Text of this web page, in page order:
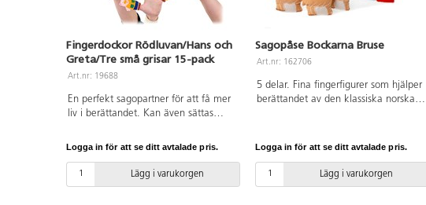
Fingerdockor Rödluvan/Hans och
Greta/Tre små grisar 15-pack
Art.nr: 19688
En perfekt sagopartner för att få mer
liv i berättandet. Kan även sättas
kardborrefäste på ryggen. Innehåller
Hans och Greta samt Tre små grisar.
PVC-fri. Från 3 år.
Logga in för att se ditt avtalade pris.
Lägg i varukorgen
Sagopåse Bockarna Bruse
Art.nr: 162706
5 delar. Fina fingerfigurer som hjälper
berättandet av den klassiska norska
som går över ån och under bron finns
Mått på påsen: 16x22 cm. Mått på
figurerna: ca 10 cm. Material: bomull
Logga in för att se ditt avtalade pris.
Lägg i varukorgen